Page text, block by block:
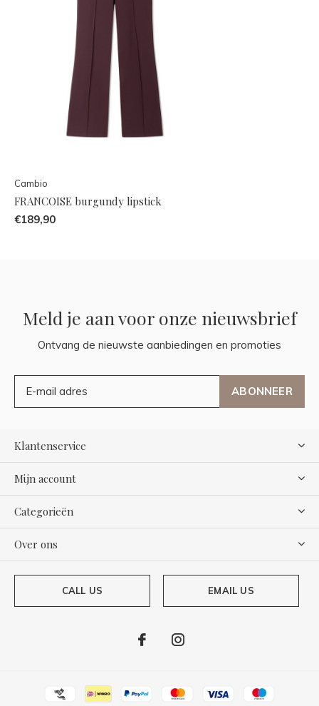
Cambio
FRANCOISE burgundy lipstick
€189,90
Meld je aan voor onze nieuwsbrief
Ontvang de nieuwste aanbiedingen en promoties
ABONNEER
Klantenservice
Mijn account
Categorieën
Over ons
CALL US EMAIL US